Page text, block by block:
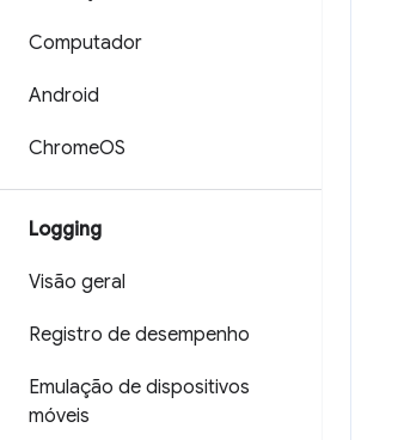
Computador
Android
ChromeOS
Logging
Visão geral
Registro de desempenho
Emulação de dispositivos
móveis